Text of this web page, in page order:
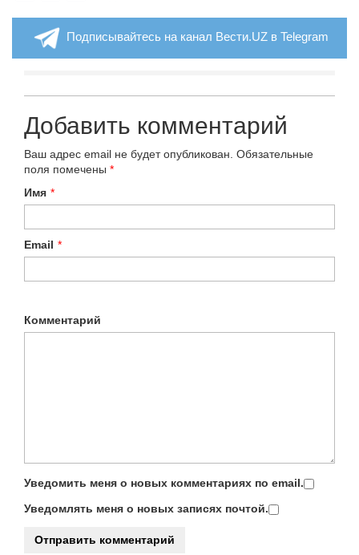
Подписывайтесь на канал Вести.UZ в Telegram
Добавить комментарий
Ваш адрес email не будет опубликован. Обязательные
поля помечены *
Имя *
Email *
Комментарий
Уведомить меня о новых комментариях по email.
Уведомлять меня о новых записях почтой.